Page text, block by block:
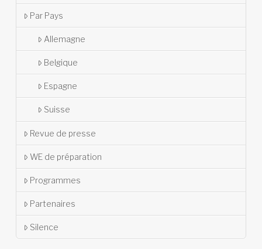
Par Pays
Allemagne
Belgique
Espagne
Suisse
Revue de presse
WE de préparation
Programmes
Partenaires
Silence